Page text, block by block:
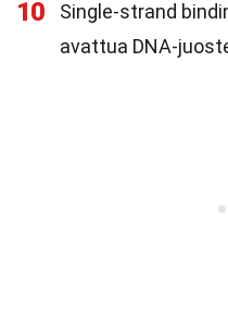
10
Single-strand
avattua DNA-